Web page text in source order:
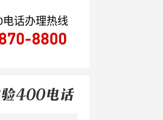
电话办理热线